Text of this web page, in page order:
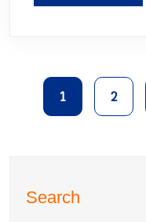
1 2
Search